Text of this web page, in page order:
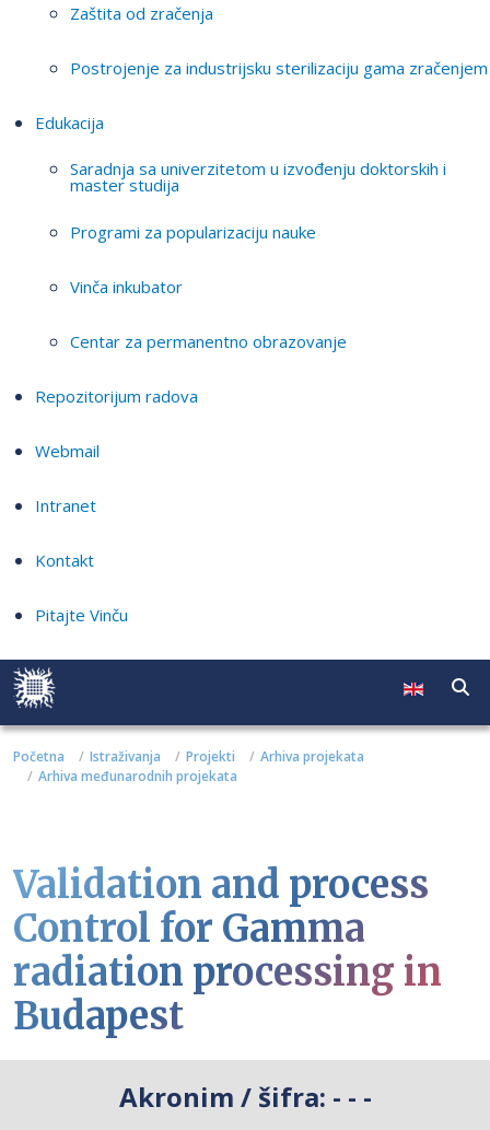
Zaštita od zračenja
Postrojenje za industrijsku sterilizaciju gama zračenjem
Edukacija
Saradnja sa univerzitetom u izvođenju doktorskih i
master studija
Programi za popularizaciju nauke
Vinča inkubator
Centar za permanentno obrazovanje
Repozitorijum radova
Webmail
Intranet
Kontakt
Pitajte Vinču
Početna Istraživanja Projekti
Arhiva projekata
Arhiva međunarodnih projekata
Validation and process
Control for Gamma
radiation processing in
Budapest
Akronim / šifra: - - -